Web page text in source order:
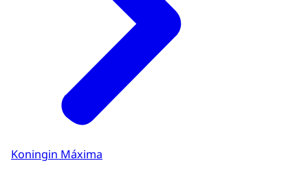
Koningin Máxima